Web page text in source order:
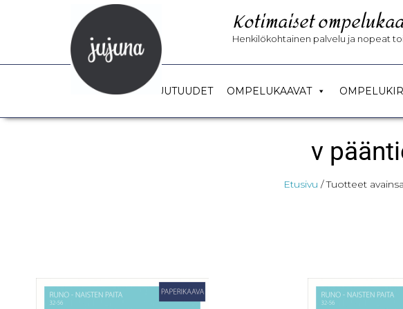
Kotimaiset
Henkilökohtainen palvelu ja nopeat
UUTUUDET OMPELUKAAVAT
v
Etusivu / Tuotteet